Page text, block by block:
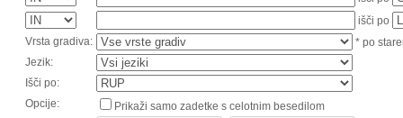
išči po
Vrsta gradiva:
* po
Jezik:
Išči po:
Opcije:
Prikaži samo zadetke s celotnim besedilom